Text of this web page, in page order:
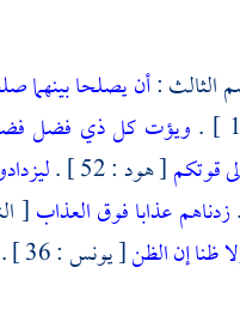
الثالث :أن يصلحا بينهما
ويؤت كل ذي فضل
قوتكم[ هود : 52 ] .
زدناهم عذابا فوق العذاب[
ظنا إن الظن
[